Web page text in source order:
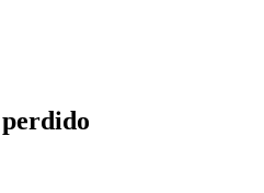
perdido